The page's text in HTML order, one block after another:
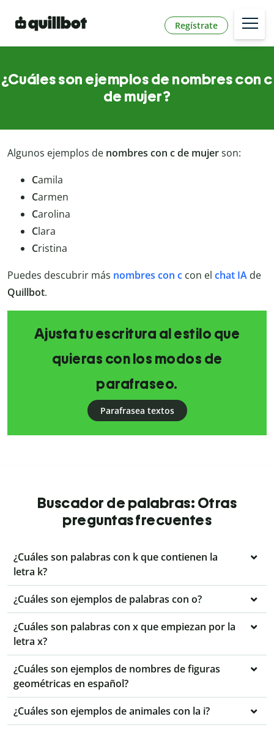
Regístrate
¿Cuáles son ejemplos de nombres con c
de mujer?
Algunos ejemplos de nombres con c de mujerson:
Camila
Carmen
Carolina
Clara
Cristina
Puedes descubrir más nombres con c con el chat IA de
Quillbot.
Ajusta tu escritura al estilo que
quieras con los modos de
parafraseo.
Parafrasea textos
Buscador de palabras: Otras
preguntas frecuentes
¿Cuáles son palabras con k que contienen la
letra k?
¿Cuáles son ejemplos de palabras con o?
¿Cuáles son palabras con x que empiezan por la
letra x?
¿Cuáles son ejemplos de nombres de figuras
geométricas en español?
¿Cuáles son ejemplos de animales con la i?